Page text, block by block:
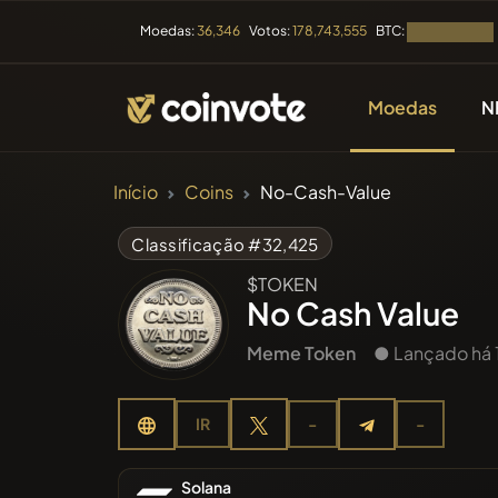
Moedas:36,346 Votos:178,743,555 BTC:
Moedas
Início Coins No-Cash-Value
Classificação #32,425
$TOKEN
No Cash Value
Meme Token ● Lançado há
IR - -
Solana